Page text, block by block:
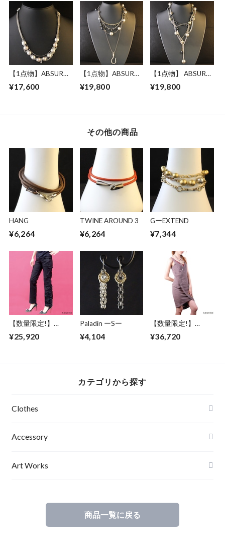
レス パーティー ド
クロ スワロビーズ
アジャスター付き
Shuar
ー付き ドレス パー
ティー シルバー ア
メジスト 天然石 磁
気ヘマタイト 天然
石 人工パール ファ
ー Fist
ター付き ドレス パ
ーティー ゴールド
コットンパール
pieces -G-
【1点物】ABSURD
ース 53.5㎝ サイズ
¥17,600
【1点物】ABSURD
ース 73㎝ サイズ調
ルド ブラックダイ
ト ペリドット天然
石 人工パール Take
the bait
¥19,800
【1点物】 ABSURD
ース 73㎝ 樹脂 パー
¥19,800
その他の商品
HANG
¥6,264
TWINE AROUND 3
¥6,264
GーEXTEND
¥7,344
【数量限定!】
トパンツ カーゴポ
¥25,920
Paladin ーSー
¥4,104
【数量限定!】
ンピース 着物 襟元
¥36,720
カテゴリから探す
Clothes
Mens
Ladies
Accessory
Art Works
商品一覧に戻る